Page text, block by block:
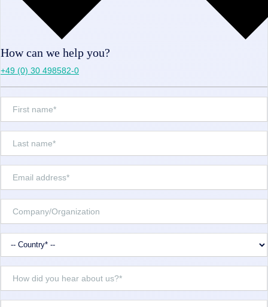
How can we help you?
+49 (0) 30 498582-0